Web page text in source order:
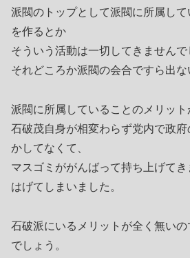
派閥のトップとして派閥に所属し
を作るとか
そういう活動は一切してきませんで
それどころか派閥の会合ですら出な
派閥に所属していることのメリット
石破茂自身が相変わらず党内で政
かしてなくて、
マスゴミががんばって持ち上げて
はげてしまいました。
石破派にいるメリットが全く無い
でしょう。